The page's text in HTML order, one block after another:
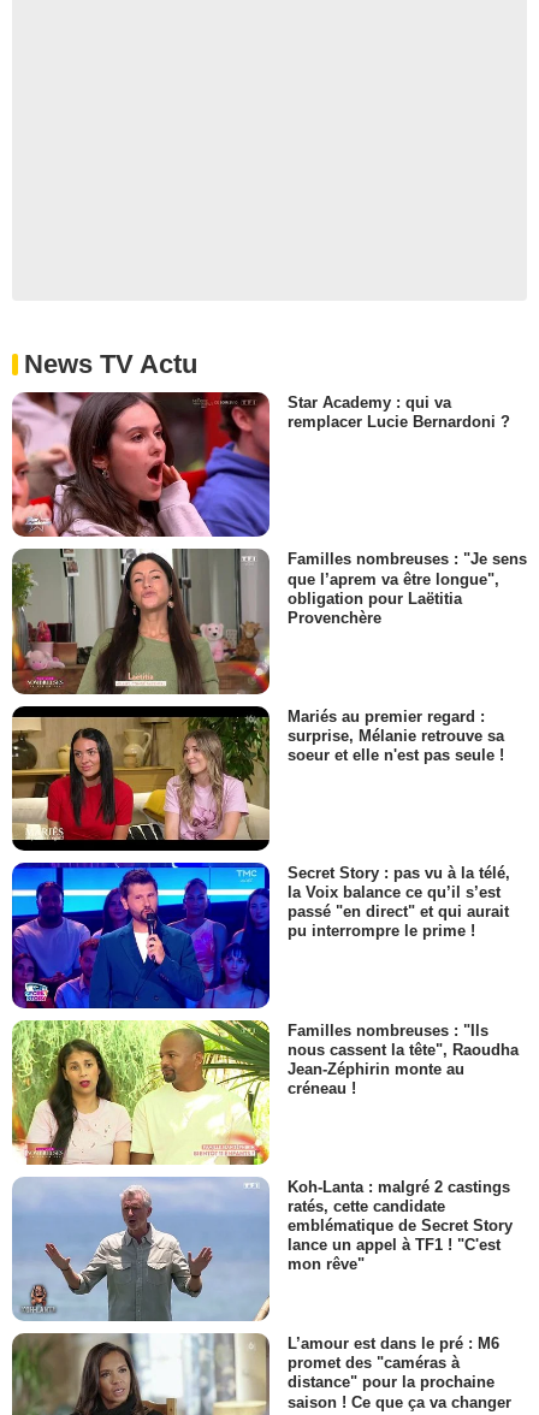
News TV Actu
Star Academy : qui va
remplacer Lucie Bernardoni ?
Familles nombreuses : "Je sens
que l’aprem va être longue",
obligation pour Laëtitia
Provenchère
Mariés au premier regard :
surprise, Mélanie retrouve sa
soeur et elle n'est pas seule !
Secret Story : pas vu à la télé,
la Voix balance ce qu’il s’est
passé "en direct" et qui aurait
pu interrompre le prime !
Familles nombreuses : "Ils
nous cassent la tête", Raoudha
Jean-Zéphirin monte au
créneau !
Koh-Lanta : malgré 2 castings
ratés, cette candidate
emblématique de Secret Story
lance un appel à TF1 ! "C'est
mon rêve"
L’amour est dans le pré : M6
promet des "caméras à
distance" pour la prochaine
saison ! Ce que ça va changer